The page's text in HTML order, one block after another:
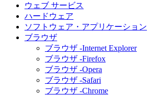
ウェブ サービス
ハードウェア
ソフトウェア・アプリケーション
ブラウザ
ブラウザ -Internet Explorer
ブラウザ -Firefox
ブラウザ -Opera
ブラウザ -Safari
ブラウザ -Chrome